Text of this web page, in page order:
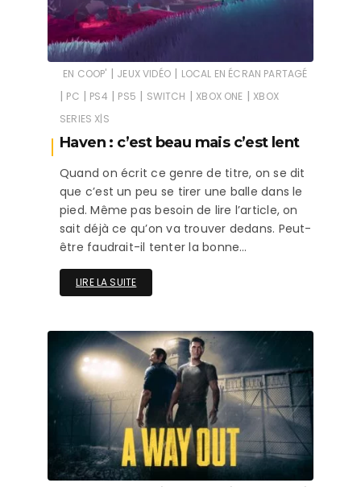
EN COOP' | JEUX VIDÉO | LOCAL EN ÉCRAN PARTAGÉ
| PC | PS4 | PS5 | SWITCH | XBOX ONE | XBOX
SERIES X|S
Haven : c’est beau mais c’est lent
Quand on écrit ce genre de titre, on se dit
que c’est un peu se tirer une balle dans le
pied. Même pas besoin de lire l’article, on
sait déjà ce qu’on va trouver dedans. Peut-
être faudrait-il tenter la bonne…
LIRE LA SUITE